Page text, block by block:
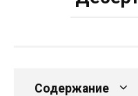
Содержание